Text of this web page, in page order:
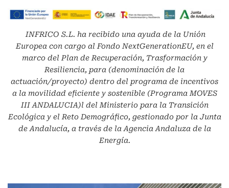
INFRICO S.L. ha recibido una ayuda de la Unión
Europea con cargo al Fondo NextGenerationEU, en el
marco del Plan de Recuperación, Trasformación y
Resiliencia, para (denominación de la
actuación/proyecto) dentro del programa de incentivos
a la movilidad eficiente y sostenible (Programa MOVES
III ANDALUCIA)l del Ministerio para la Transición
Ecológica y el Reto Demográfico, gestionado por la Junta
de Andalucía, a través de la Agencia Andaluza de la
Energía.